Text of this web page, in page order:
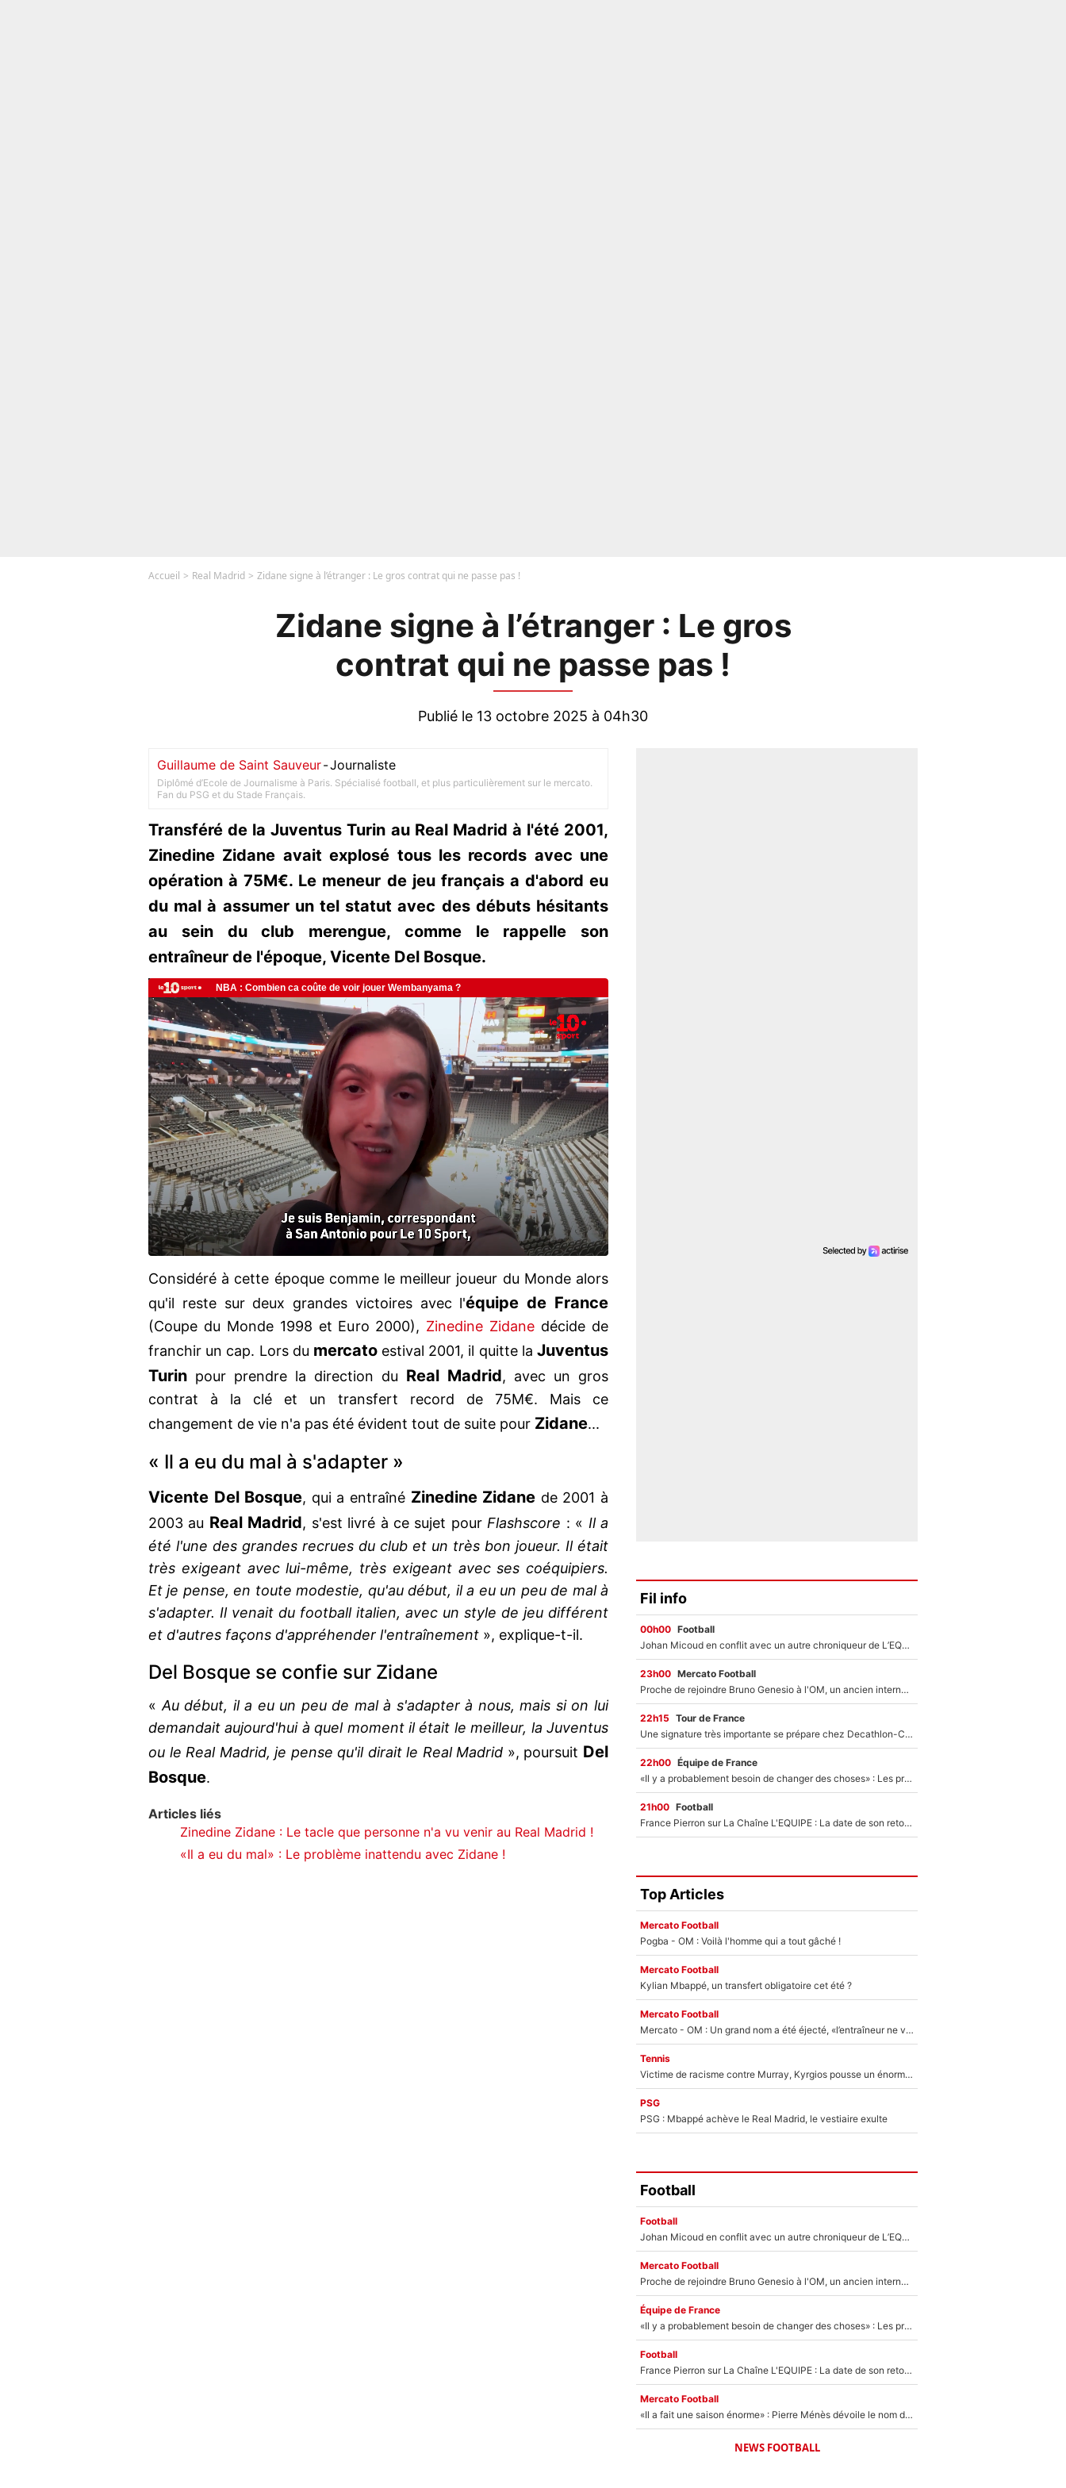
Accueil Real Madrid Zidane signe à l’étranger : Le gros contrat qui ne passe pas !
Zidane signe à l’étranger : Le gros
contrat qui ne passe pas !
Publié le 13 octobre 2025 à 04h30
Guillaume de Saint Sauveur-Journaliste
Diplômé d’Ecole de Journalisme à Paris. Spécialisé football, et plus particulièrement sur le mercato.
Fan du PSG et du Stade Français.
Transféré de la Juventus Turin au Real Madrid à l'été 2001,
Zinedine Zidane avait explosé tous les records avec une
opération à 75M€. Le meneur de jeu français a d'abord eu
du mal à assumer un tel statut avec des débuts hésitants
au sein du club merengue, comme le rappelle son
entraîneur de l'époque, Vicente Del Bosque.
Considéré à cette époque comme le meilleur joueur du Monde alors
qu'il reste sur deux grandes victoires avec l'équipe de France
(Coupe du Monde 1998 et Euro 2000), Zinedine Zidane décide de
franchir un cap. Lors du mercatoestival 2001, il quitte laJuventus
Turin pour prendre la direction du Real Madrid, avec un gros
contrat à la clé et un transfert record de 75M€. Mais ce
changement de vie n'a pas été évident tout de suite pour Zidane...
« Il a eu du mal à s'adapter »
Vicente Del Bosque, qui a entraîné Zinedine Zidane de 2001 à
2003 au Real Madrid, s'est livré à ce sujet pourFlashscore : « Il a
été l'une des grandes recrues du club et un très bon joueur. Il était
très exigeant avec lui-même, très exigeant avec ses coéquipiers.
Et je pense, en toute modestie, qu'au début, il a eu un peu de mal à
s'adapter. Il venait du football italien, avec un style de jeu différent
et d'autres façons d'appréhender l'entraînement », explique-t-il.
Del Bosque se confie sur Zidane
«Au début, il a eu un peu de mal à s'adapter à nous, mais si on lui
demandait aujourd'hui à quel moment il était le meilleur, la Juventus
ou le Real Madrid, je pense qu'il dirait le Real Madrid », poursuit Del
Bosque.
Articles liés
Zinedine Zidane : Le tacle que personne n'a vu venir au Real Madrid !
«Il a eu du mal» : Le problème inattendu avec Zidane !
Fil info
00h00 Football
Johan Micoud en conflit avec un autre chroniqueur de L’EQUIPE du Soir : «Pendant un moment, je ne les ai pas remis ensemble dans l'émission»
23h00 Mercato Football
Proche de rejoindre Bruno Genesio à l'OM, un ancien international français va finalement débarquer... sur RMC !
22h15 Tour de France
Une signature très importante se prépare chez Decathlon-CMA CGM pour aider Paul Seixas à gagner le Tour de France 2027
22h00 Équipe de France
«Il y a probablement besoin de changer des choses» : Les premiers changements de Zinedine Zidane en équipe de France sont révélés ?
21h00 Football
France Pierron sur La Chaîne L'EQUIPE : La date de son retour dans L'EQUIPE de Choc est connue... et c'était très attendu
Top Articles
Mercato Football
Pogba - OM : Voilà l'homme qui a tout gâché !
Mercato Football
Kylian Mbappé, un transfert obligatoire cet été ?
Mercato Football
Mercato - OM : Un grand nom a été éjecté, «l’entraîneur ne voulait pas me conserver»
Tennis
Victime de racisme contre Murray, Kyrgios pousse un énorme coup de gueule !
PSG
PSG : Mbappé achève le Real Madrid, le vestiaire exulte
Football
Football
Johan Micoud en conflit avec un autre chroniqueur de L’EQUIPE du Soir : «Pendant un moment, je ne les ai pas remis ensemble dans l'émission»
Mercato Football
Proche de rejoindre Bruno Genesio à l'OM, un ancien international français va finalement débarquer... sur RMC !
Équipe de France
«Il y a probablement besoin de changer des choses» : Les premiers changements de Zinedine Zidane en équipe de France sont révélés ?
Football
France Pierron sur La Chaîne L'EQUIPE : La date de son retour dans L'EQUIPE de Choc est connue... et c'était très attendu
Mercato Football
«Il a fait une saison énorme» : Pierre Ménès dévoile le nom du joueur que l’OM devait absolument recruter cet été, l’IA valide la piste !
NEWS FOOTBALL